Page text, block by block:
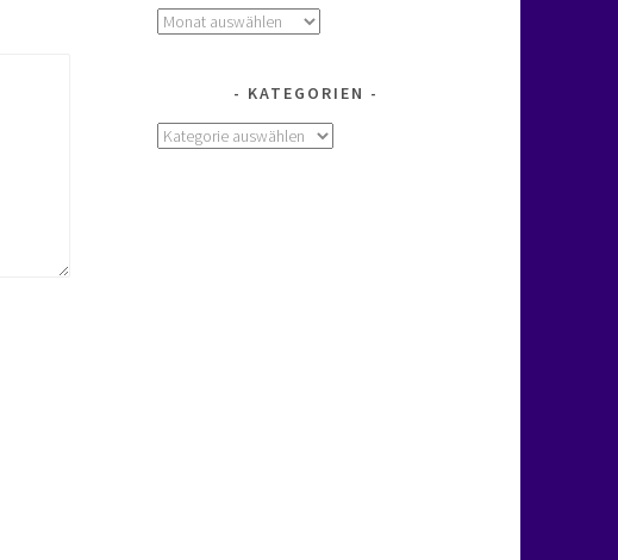
Archiv
KATEGORIEN
Kategorien